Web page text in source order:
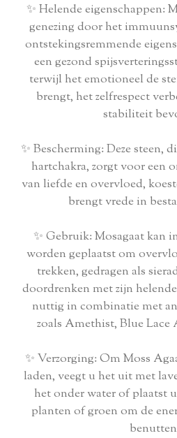
✨ Helende eigenschappen:
genezing door het
ontstekingsremmende
een gezond
terwijl het emotioneel de
brengt, het zelfrespect
stabiliteit
✨ Bescherming: Deze steen,
hartchakra, zorgt voor een
van liefde en overvloed,
brengt vrede in
✨ Gebruik: Mosagaat kan
worden geplaatst om
trekken, gedragen als
doordrenken met zijn
nuttig in combinatie met
zoals Amethist, Blue Lace
✨ Verzorging: Om Moss
laden, veegt u het uit met
het onder water of plaatst
planten of groen om de